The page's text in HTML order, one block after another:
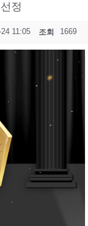
정
11:05 조회 1669